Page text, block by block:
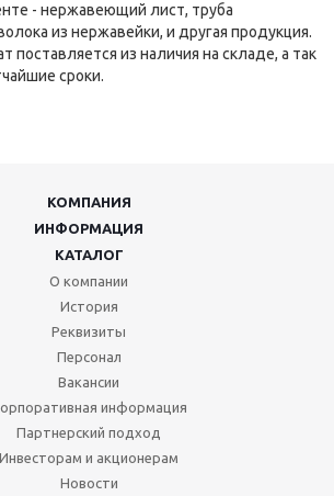
- нержавеющий лист, труба
из нержавейки, и другая продукция.
поставляется из наличия на складе, а так
сроки.
КОМПАНИЯ
ИНФОРМАЦИЯ
КАТАЛОГ
О компании
История
Реквизиты
Персонал
Вакансии
информация
Партнерский подход
Инвесторам и акционерам
Новости